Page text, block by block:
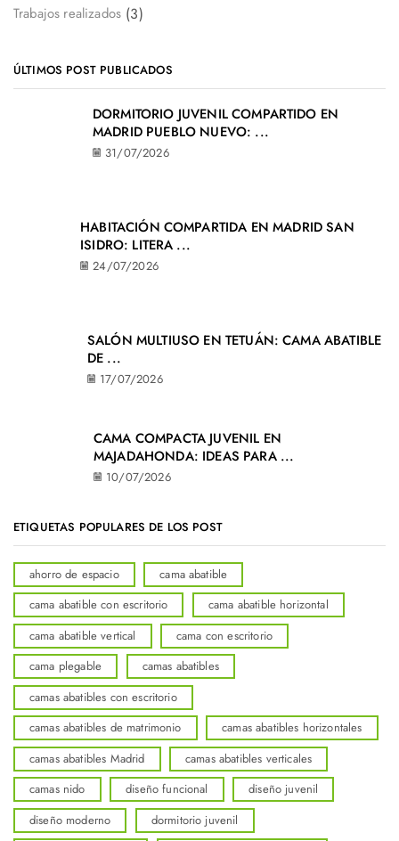
Trabajos realizados (3)
ÚLTIMOS POST PUBLICADOS
DORMITORIO JUVENIL COMPARTIDO EN
MADRID PUEBLO NUEVO: ...
31/07/2026
HABITACIÓN COMPARTIDA EN MADRID SAN
ISIDRO: LITERA ...
24/07/2026
SALÓN MULTIUSO EN TETUÁN: CAMA ABATIBLE
DE ...
17/07/2026
CAMA COMPACTA JUVENIL EN
MAJADAHONDA: IDEAS PARA ...
10/07/2026
ETIQUETAS POPULARES DE LOS POST
ahorro de espacio
cama abatible
cama abatible con escritorio
cama abatible horizontal
cama abatible vertical
cama con escritorio
cama plegable
camas abatibles
camas abatibles con escritorio
camas abatibles de matrimonio
camas abatibles horizontales
camas abatibles Madrid
camas abatibles verticales
camas nido
diseño funcional
diseño juvenil
diseño moderno
dormitorio juvenil